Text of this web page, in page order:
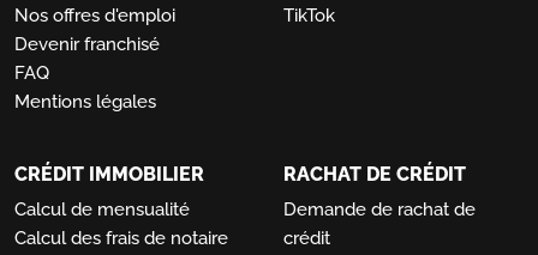
Nos offres d'emploi
Devenir franchisé
FAQ
Mentions légales
TikTok
CRÉDIT IMMOBILIER
Calcul de mensualité
Calcul des frais de notaire
RACHAT DE CRÉDIT
Demande de rachat de
crédit